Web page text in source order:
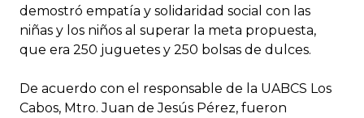
demostró empatía y solidaridad social con las
niñas y los niños al superar la meta propuesta,
que era 250 juguetes y 250 bolsas de dulces.
De acuerdo con el responsable de la UABCS Los
Cabos, Mtro. Juan de Jesús Pérez, fueron